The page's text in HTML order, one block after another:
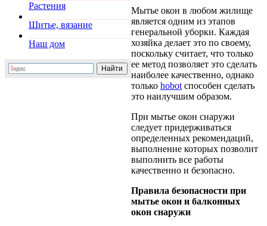
Растения
Шитье, вязание
Наш дом
Мытье окон в любом жилище
является одним из этапов
генеральной уборки. Каждая
хозяйка делает это по своему,
поскольку считает, что только
ее метод позволяет это сделать
наиболее качественно, однако
только hobot способен сделать
это наилучшим образом.
При мытье окон снаружи
следует придерживаться
определенных рекомендаций,
выполнение которых позволит
выполнить все работы
качественно и безопасно.
Правила безопасности при
мытье окон и балконных
окон снаружи